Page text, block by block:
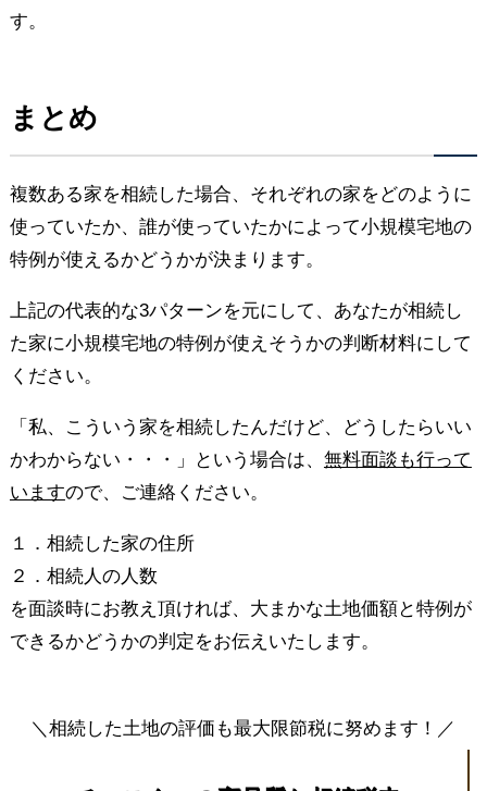
す。
まとめ
複数ある家を相続した場合、それぞれの家をどのように
使っていたか、誰が使っていたかによって小規模宅地の
特例が使えるかどうかが決まります。
上記の代表的な3パターンを元にして、あなたが相続し
た家に小規模宅地の特例が使えそうかの判断材料にして
ください。
「私、こういう家を相続したんだけど、どうしたらいい
かわからない・・・」という場合は、 無料面談も行って
いますので、ご連絡ください。
１．相続した家の住所
２．相続人の人数
を面談時にお教え頂ければ、大まかな土地価額と特例が
できるかどうかの判定をお伝えいたします。
＼相続した土地の評価も最大限節税に努めます！／